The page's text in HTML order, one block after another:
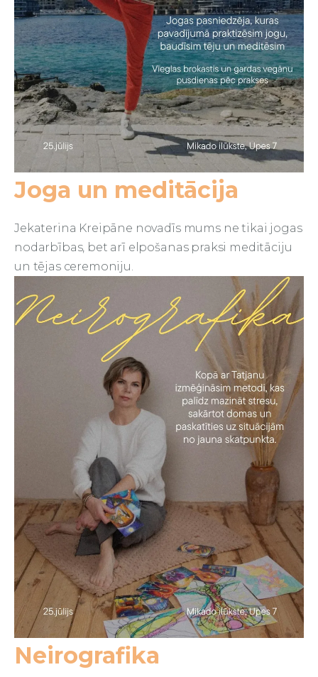
Joga un meditācija
Jekaterina Kreipāne novadīs mums ne tikai jogas
nodarbības, bet arī elpošanas praksi meditāciju
un tējas ceremoniju.
Neirografika